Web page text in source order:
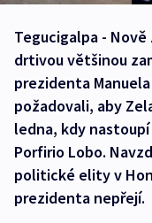
Tegucigalpa -
drtivou většinou
prezidenta
požadovali, aby
ledna, kdy
Porfirio Lobo.
politické elity v
prezidenta nepřejí.